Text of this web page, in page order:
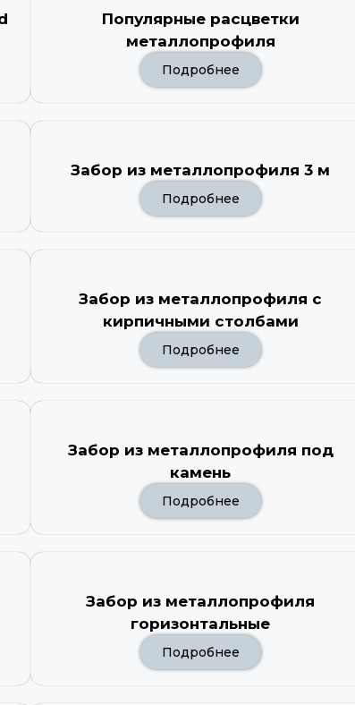
Популярные расцветки
металлопрофиля
Подробнее
Забор из металлопрофиля 3 м
Подробнее
Забор из металлопрофиля с
кирпичными столбами
Подробнее
Забор из металлопрофиля под
камень
Подробнее
Забор из металлопрофиля
горизонтальные
Подробнее